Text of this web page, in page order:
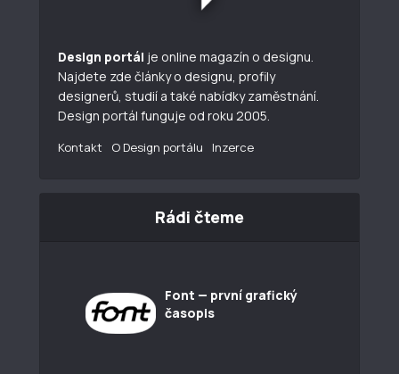
Design portál je online magazín o designu.
Najdete zde články o designu, profily
designerů, studií a také nabídky zaměstnání.
Design portál funguje od roku 2005.
Kontakt O Design portálu Inzerce
Rádi čteme
Font — první grafický
časopis